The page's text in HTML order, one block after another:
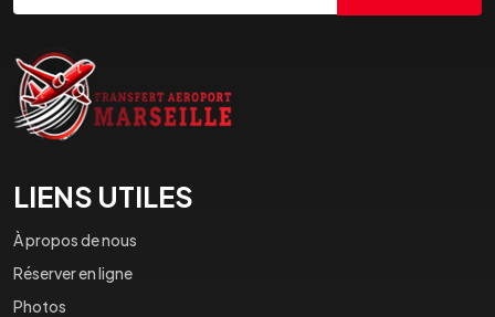
LIENS UTILES
À propos de nous
Réserver en ligne
Photos